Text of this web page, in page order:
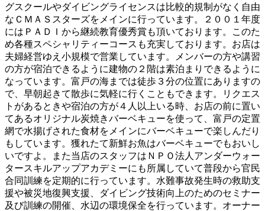
グスクールやダイビングライセンスは比較的規制がなく自由
なＣＭＡＳスターズをメインに行っています。２００１年度
にはＰＡＤＩから継続教育優秀賞も頂いております。このた
め各種スペシャリティーコースも充実しております。お店は
夫婦経営ゆえ小規模で営業しています。メンバーの方や講習
の方が宿泊できるように建物の２階は素泊まりできるように
なっています。富戸の海までは徒歩３分の位置にありますの
で、早朝起きて散歩に気軽に行くこともできます。リクエス
トがあるときや宿泊の方が４人以上いる時、お店の前に置い
てあるオリジナル炭焼きバーベキューを使って、富戸の定置
網で水揚げされた食材をメインにバーベキューで楽しんだり
もしています。獲れたて新鮮お魚はバーベキューでもおいし
いですよ。また当店のスタッフはＮＰＯ法人アンダーウォー
タースキルアップアカデミーにも所属していて普段から官民
合同訓練を定期的に行っています。水難事故発生時の救助支
援や被災地復興支援、ダイビング技術向上のためのセミナー
及び訓練の開催、水辺の環境保全を行っています。オーナー